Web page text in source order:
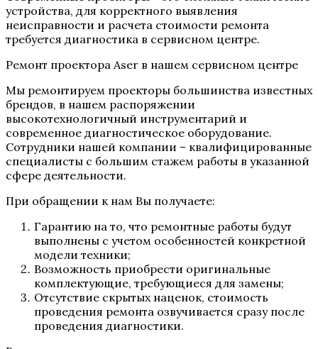
устройства, для корректного выявления
неисправности и расчета стоимости ремонта
требуется диагностика в сервисном центре.
Ремонт проектора Aser в нашем сервисном центре
Мы ремонтируем проекторы большинства известных
брендов, в нашем распоряжении
высокотехнологичный инструментарий и
современное диагностическое оборудование.
Сотрудники нашей компании – квалифицированные
специалисты с большим стажем работы в указанной
сфере деятельности.
При обращении к нам Вы получаете:
Гарантию на то, что ремонтные работы будут
выполнены с учетом особенностей конкретной
модели техники;
Возможность приобрести оригинальные
комплектующие, требующиеся для замены;
Отсутствие скрытых наценок, стоимость
проведения ремонта озвучивается сразу после
проведения диагностики.